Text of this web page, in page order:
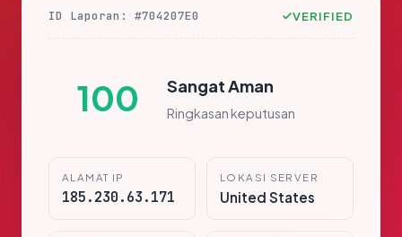
ID Laporan: #704207E0 VERIFIED
100 Sangat Aman
Ringkasan keputusan
ALAMAT IP
185.230.63.171
LOKASI SERVER
United States